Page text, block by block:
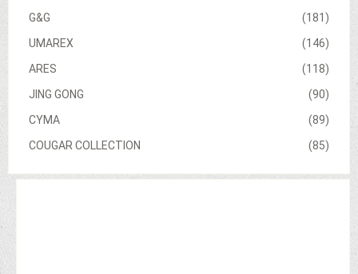
(181)
G&G
(146)
UMAREX
(118)
ARES
(90)
JING GONG
(89)
CYMA
(85)
COUGAR COLLECTION